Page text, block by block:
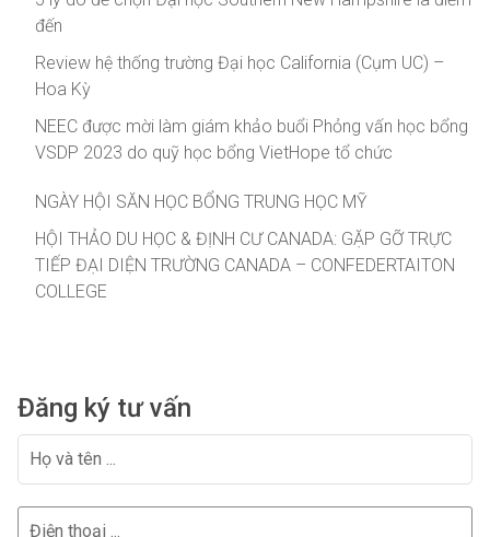
đến
Review hệ thống trường Đại học California (Cụm UC) –
Hoa Kỳ
NEEC được mời làm giám khảo buổi Phỏng vấn học bổng
VSDP 2023 do quỹ học bổng VietHope tổ chức
NGÀY HỘI SĂN HỌC BỔNG TRUNG HỌC MỸ
HỘI THẢO DU HỌC & ĐỊNH CƯ CANADA: GẶP GỠ TRỰC
TIẾP ĐẠI DIỆN TRƯỜNG CANADA – CONFEDERTAITON
COLLEGE
Đăng ký tư vấn